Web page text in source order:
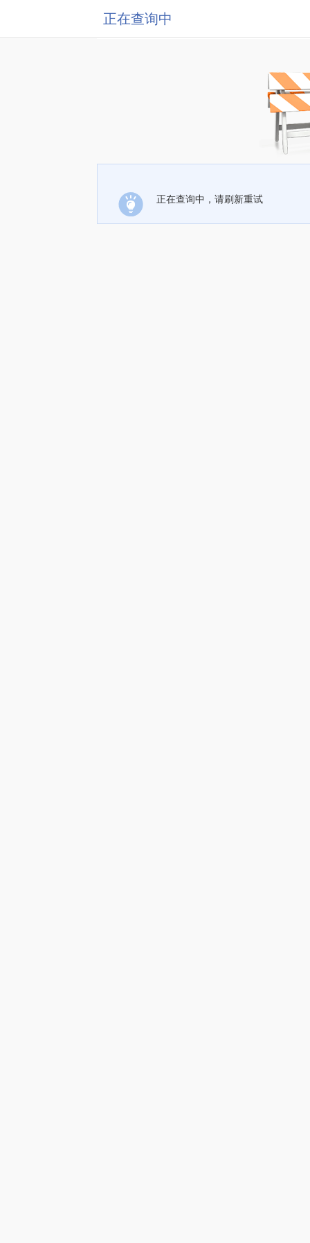
正在查询中
正在查询中，请刷新重试